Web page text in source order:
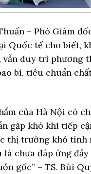
– Phó Giám
Quốc tế cho biết,
vẫn duy trì phương
bì, tiêu chuẩn
của Hà Nội có
gặp khó khi tiếp
thị trường khó tính
là chưa đáp ứng
gốc” – TS. Bùi